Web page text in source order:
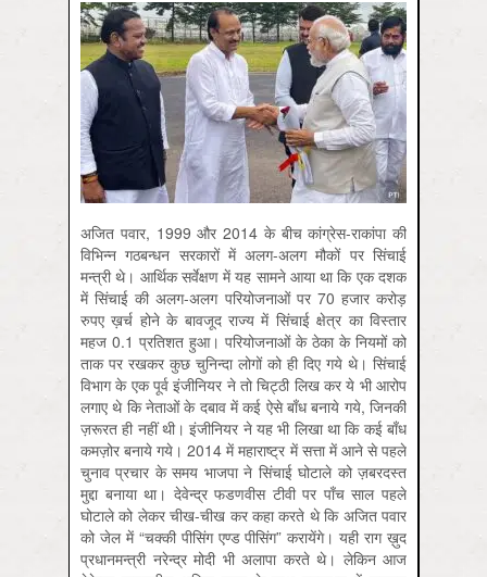
अजित पवार, 1999 और 2014 के बीच कांग्रेस-राकांपा की
विभिन्न गठबन्धन सरकारों में अलग-अलग मौकों पर सिंचाई
मन्त्री थे। आर्थिक सर्वेक्षण में यह सामने आया था कि एक दशक
में सिंचाई की अलग-अलग परियोजनाओं पर 70 हजार करोड़
रुपए ख़र्च होने के बावजूद राज्य में सिंचाई क्षेत्र का विस्तार
महज 0.1 प्रतिशत हुआ। परियोजनाओं के ठेका के नियमों को
ताक पर रखकर कुछ चुनिन्दा लोगों को ही दिए गये थे। सिंचाई
विभाग के एक पूर्व इंजीनियर ने तो चिट्ठी लिख कर ये भी आरोप
लगाए थे कि नेताओं के दबाव में कई ऐसे बाँध बनाये गये, जिनकी
ज़रूरत ही नहीं थी। इंजीनियर ने यह भी लिखा था कि कई बाँध
कमज़ोर बनाये गये। 2014 में महाराष्ट्र में सत्ता में आने से पहले
चुनाव प्रचार के समय भाजपा ने सिंचाई घोटाले को ज़बरदस्त
मुद्दा बनाया था। देवेन्द्र फडणवीस टीवी पर पाँच साल पहले
घोटाले को लेकर चीख-चीख कर कहा करते थे कि अजित पवार
को जेल में “चक्की पीसिंग एण्ड पीसिंग” करायेंगे। यही राग ख़ुद
प्रधानमन्त्री नरेन्द्र मोदी भी अलापा करते थे। लेकिन आज